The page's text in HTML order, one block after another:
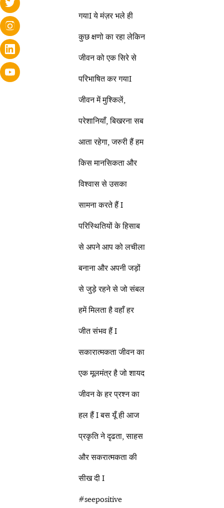
गयाI ये मंज़र भले ही
कुछ क्षणो का रहा लेकिन
जीवन को एक सिरे से
परिभाषित कर गयाI
जीवन में मुश्किलें,
परेशानियाँ, बिखरना सब
आता रहेगा, जरुरी हैं हम
किस मानसिकता और
विश्वास से उसका
सामना करते हैं I
परिस्थितियों के हिसाब
से अपने आप को लचीला
बनाना और अपनी जड़ों
से जुड़े रहने से जो संबल
हमें मिलता है वहाँ हर
जीत संभव हैं I
सकारात्मकता जीवन का
एक मूलमंत्र है जो शायद
जीवन के हर प्रश्न का
हल हैं I बस यूँ ही आज
प्रकृति ने दृढता, साहस
और सकरात्मकता की
सीख दी I
#seepositive